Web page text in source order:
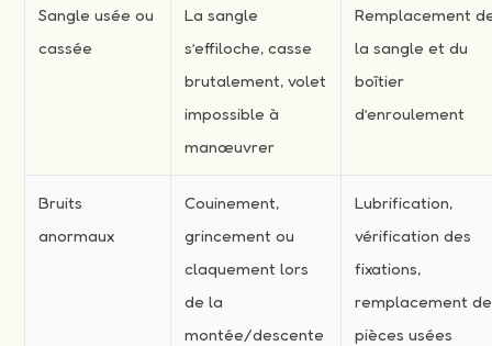
Sangle usée ou
cassée
La sangle
s’effiloche, casse
brutalement, volet
impossible à
manœuvrer
Remplacement
la sangle et du
boîtier
d’enroulement
Bruits
anormaux
Couinement,
grincement ou
claquement lors
de la
montée/descente
Lubrification,
vérification des
fixations,
remplacement de
pièces usées